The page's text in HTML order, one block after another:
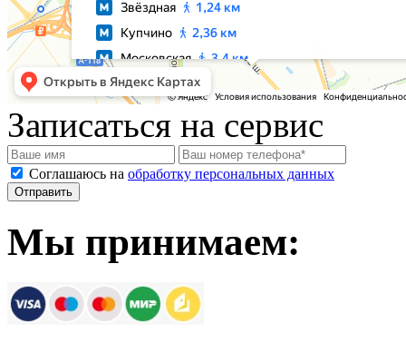
Записаться на сервис
Соглашаюсь на обработку персональных данных
Мы принимаем: